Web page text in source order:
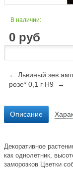
В наличии:
0 руб
← Львиный зев
розе* 0,1 г Н9 →
Описание
Декоративное
как однолетник,
заморозков Цветки